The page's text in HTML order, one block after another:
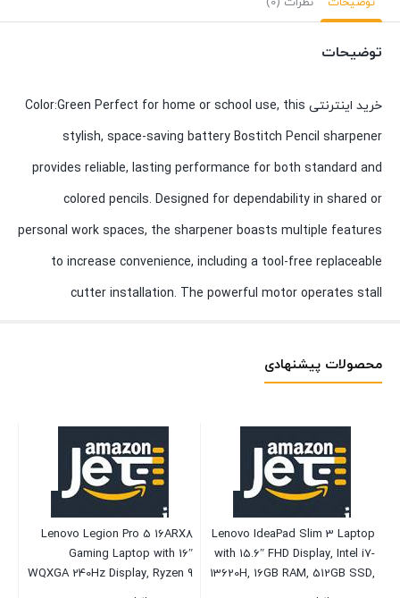
توضیحات
خرید اینترنتی Color:Green Perfect for home or school use, this
stylish, space-saving battery Bostitch Pencil sharpener
provides reliable, lasting performance for both standard and
colored pencils. Designed for dependability in shared or
personal work spaces, the sharpener boasts multiple features
to increase convenience, including a tool-free replaceable
cutter installation. The powerful motor operates stall
محصولات پیشنهادی
Lenovo IdeaPad Slim 3 Laptop
with 15.6″ FHD Display, Intel i7-
13620H, 16GB RAM, 512GB SSD,
Lenovo Legion Pro 5 16ARX8
Gaming Laptop with 16″
WQXGA 240Hz Display, Ryzen 9